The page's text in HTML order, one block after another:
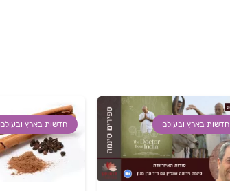
חדשות בארץ ובעולם חדשות בארץ ובעולם